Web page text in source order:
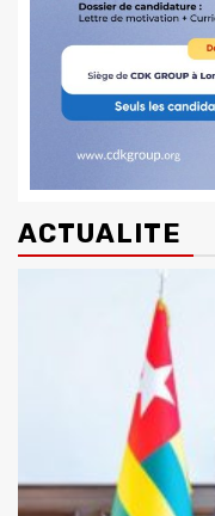
ACTUALITE